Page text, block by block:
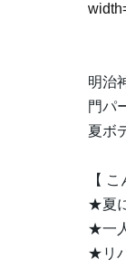
明治
門パ
夏ボ
【
★夏
★一
★リ